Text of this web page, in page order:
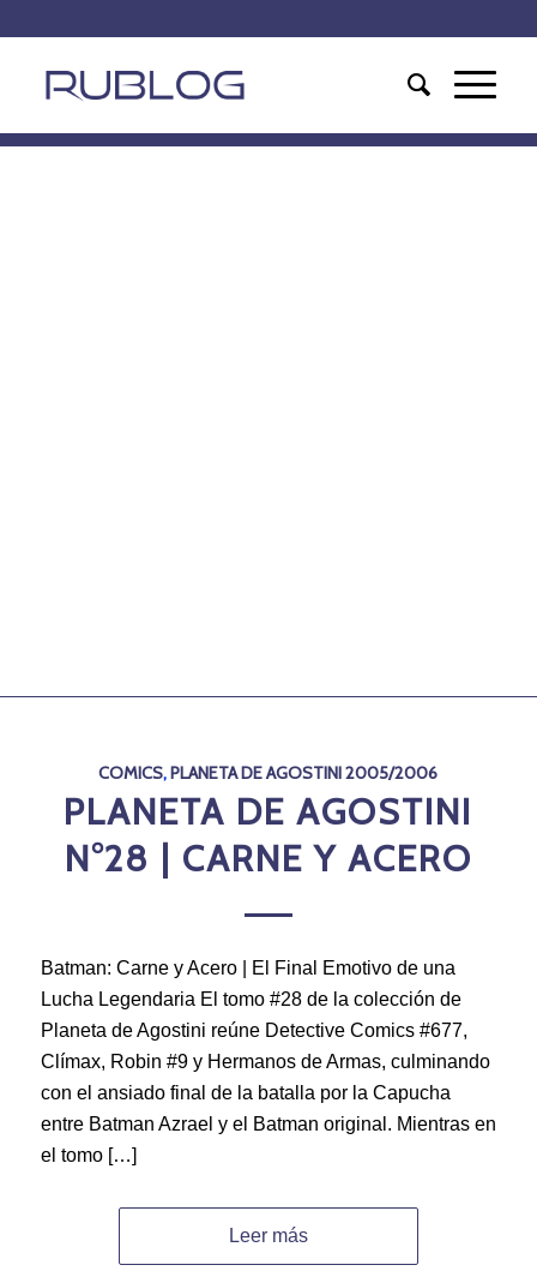
COMICS,PLANETA DE AGOSTINI 2005/2006
PLANETA DE AGOSTINI
N°28 | CARNE Y ACERO
Batman: Carne y Acero | El Final Emotivo de una
Lucha Legendaria El tomo #28 de la colección de
Planeta de Agostini reúne Detective Comics #677,
Clímax, Robin #9 y Hermanos de Armas, culminando
con el ansiado final de la batalla por la Capucha
entre Batman Azrael y el Batman original. Mientras en
el tomo […]
Leer más